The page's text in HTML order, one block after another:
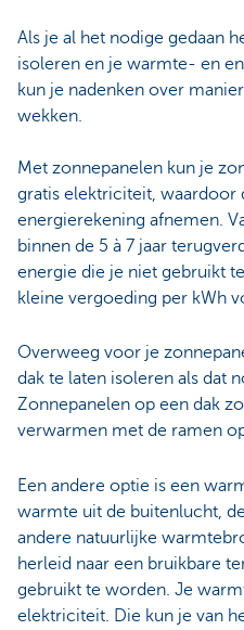
Als je al het nodige gedaan
isoleren en je warmte- en
kun je nadenken over
wekken.
Met zonnepanelen kun je
gratis elektriciteit, waardoor
energierekening afnemen.
binnen de 5 à 7 jaar
energie die je niet gebruikt
kleine vergoeding per kWh
Overweeg voor je
dak te laten isoleren als dat
Zonnepanelen op een dak
verwarmen met de ramen
Een andere optie is een
warmte uit de buitenlucht,
andere natuurlijke
herleid naar een bruikbare
gebruikt te worden. Je
elektriciteit. Die kun je van